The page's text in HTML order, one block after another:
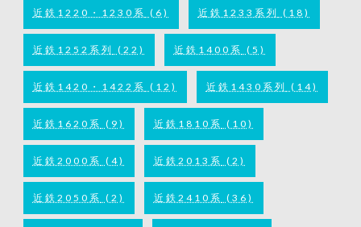
近鉄1220・1230系 (6) 近鉄1233系列 (18)
近鉄1252系列 (22) 近鉄1400系 (5)
近鉄1420・1422系 (12) 近鉄1430系列 (14)
近鉄1620系 (9) 近鉄1810系 (10)
近鉄2000系 (4) 近鉄2013系 (2)
近鉄2050系 (2) 近鉄2410系 (36)